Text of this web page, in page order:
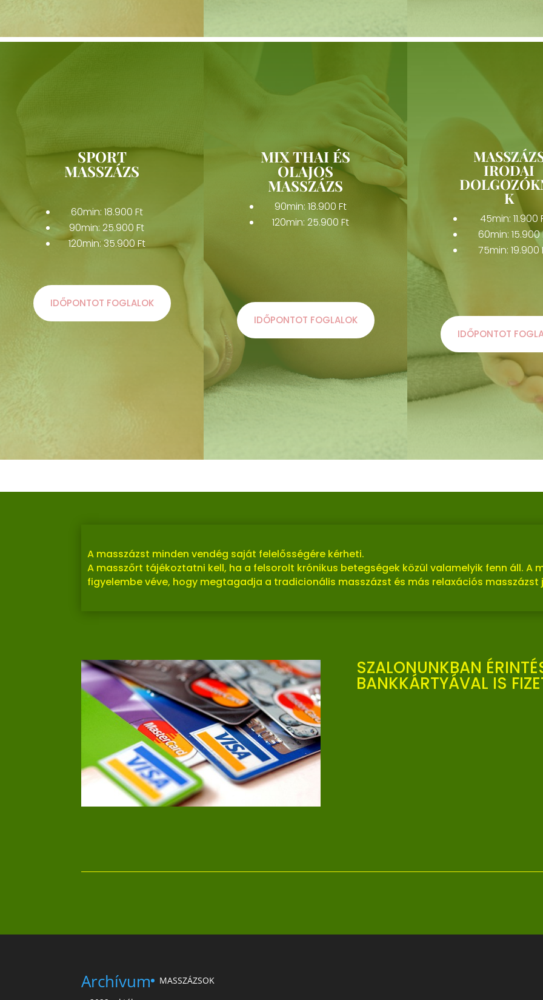
SPORT
MASSZÁZS
60min: 18.900 Ft
90min: 25.900 Ft
120min: 35.900 Ft
IDŐPONTOT FOGLALOK
MIX THAI ÉS
OLAJOS
MASSZÁZS
90min: 18.900 Ft
120min: 25.900 Ft
IDŐPONTOT FOGLALOK
IRODAI
K
45min: 11.900
60min: 15.900
75min: 19.900
IDŐPONTOT
A masszázst minden vendég saját felelősségére kérheti.
A masszőrt tájékoztatni kell, ha a felsorolt krónikus betegségek közül valamelyik fenn áll. A
figyelembe véve, hogy megtagadja a tradicionális masszázst és más relaxációs
SZALONUNKBAN
BANKKÁRTYÁVAL IS
Archívum MASSZÁZSOK